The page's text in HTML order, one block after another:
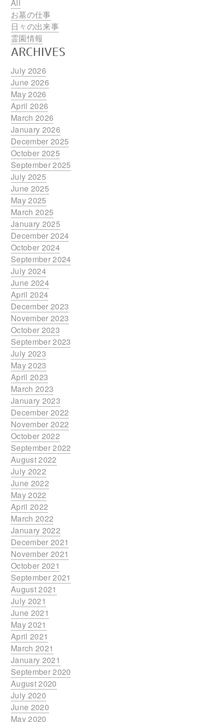
All
お墓の仕事
日々の出来事
霊園情報
ARCHIVES
July 2026
June 2026
May 2026
April 2026
March 2026
January 2026
December 2025
October 2025
September 2025
July 2025
June 2025
May 2025
March 2025
January 2025
December 2024
October 2024
September 2024
July 2024
June 2024
April 2024
December 2023
November 2023
October 2023
September 2023
July 2023
May 2023
April 2023
March 2023
January 2023
December 2022
November 2022
October 2022
September 2022
August 2022
July 2022
June 2022
May 2022
April 2022
March 2022
January 2022
December 2021
November 2021
October 2021
September 2021
August 2021
July 2021
June 2021
May 2021
April 2021
March 2021
January 2021
September 2020
August 2020
July 2020
June 2020
May 2020